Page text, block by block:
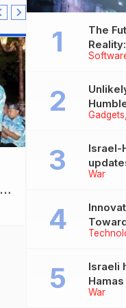
Setelah
Mahasiswa:
Keadilan dan
Senin, 1 Sep
The
Virtual
Gadgets
War
Israel-
in
Future
War
Israeli